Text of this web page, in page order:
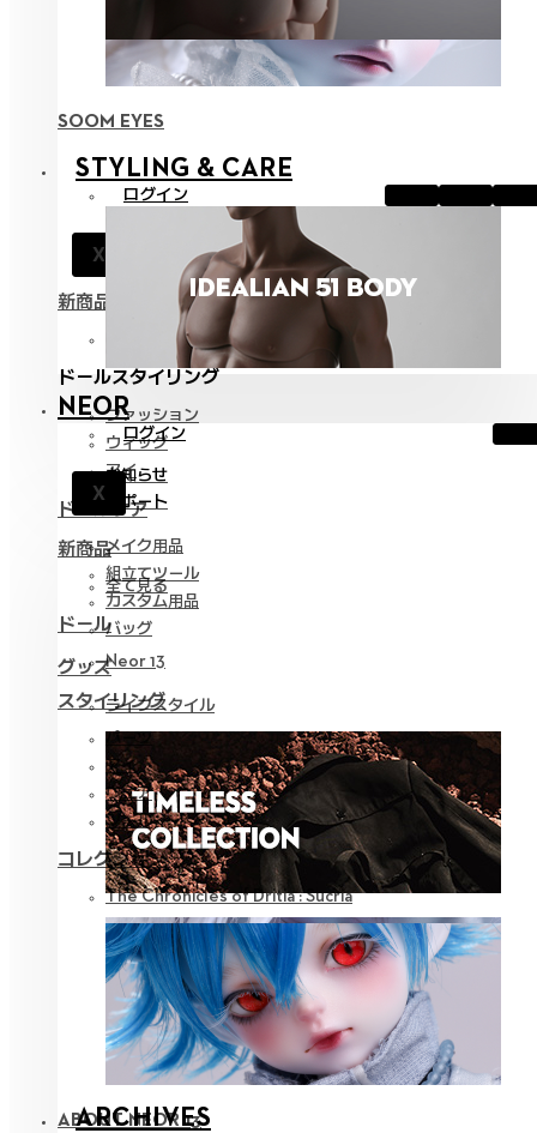
SOOM EYES
STYLING & CARE
ログイン
X
新商品
ドールスタイリング
ファッション
ウィッグ
アイ
ドールケア
メイク用品
組立てツール
カスタム用品
バッグ
グッズ
ライフスタイル
ARCHIVES
NEOR
ログイン
X
お知らせ
サポート
新商品
全て見る
ドール
Neor 13
スタイリング
パーツ
アイ
ウェア
ツール
コレクション
The Chronicles of Dritia : Sucria
ABOUT NEOR 13